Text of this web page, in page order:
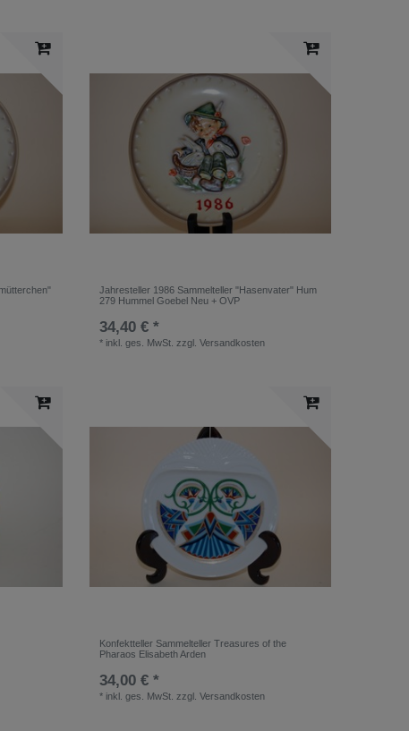
Jahresteller 1986 Sammelteller "Hasenvater" Hum
279 Hummel Goebel Neu + OVP
34,40 € *
* inkl. ges. MwSt. zzgl.Versandkosten
Konfektteller Sammelteller Treasures of the
Pharaos Elisabeth Arden
34,00 € *
* inkl. ges. MwSt. zzgl.Versandkosten